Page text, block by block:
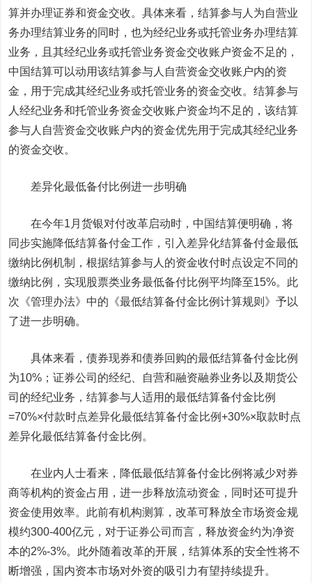
算并办理证券和资金交收。具体来看，结算参与人为自营业
务办理结算业务的同时，也为经纪业务或托管业务办理结算
业务，且其经纪业务或托管业务资金交收账户资金不足的，
中国结算可以动用该结算参与人自营资金交收账户内的资
金，用于完成其经纪业务或托管业务的资金交收。结算参与
人经纪业务和托管业务资金交收账户资金均不足的，该结算
参与人自营资金交收账户内的资金优先用于完成其经纪业务
的资金交收。
差异化最低备付比例进一步明确
在今年1月货银对付改革启动时，中国结算便明确，将
同步实施降低结算备付金工作，引入差异化结算备付金最低
缴纳比例机制，根据结算参与人的资金收付时点设定不同的
缴纳比例，实现股票类业务最低备付比例平均降至15%。此
次《管理办法》中的《最低结算备付金比例计算规则》予以
了进一步明确。
具体来看，债券现券和债券回购的最低结算备付金比例
为10%；证券公司的经纪、自营和融资融券业务以及期货公
司的经纪业务，结算参与人适用的最低结算备付金比例
=70%×付款时点差异化最低结算备付金比例+30%×取款时点
差异化最低结算备付金比例。
在业内人士看来，降低最低结算备付金比例将减少对券
商等机构的资金占用，进一步释放流动资金，同时还可提升
资金使用效率。此前有机构测算，改革可释放全市场资金规
模约300-400亿元，对于证券公司而言，释放资金约为净资
本的2%-3%。此外随着改革的开展，结算体系的安全性将不
断增强，国内资本市场对外资的吸引力有望持续提升。